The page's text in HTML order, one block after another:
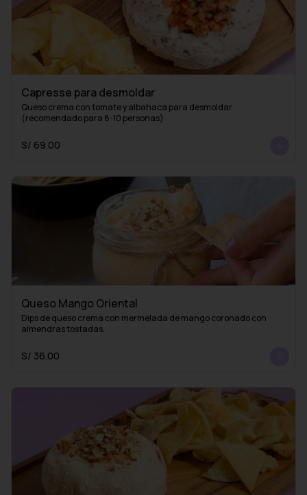
Capresse para desmoldar
Queso crema con tomate y albahaca para desmoldar
(recomendado para 8-10 personas)
S/ 69.00
Queso Mango Oriental
Dips de queso crema con mermelada de mango coronado con
almendras tostadas.
S/ 36.00